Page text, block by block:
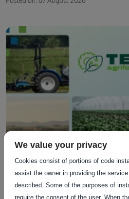
agrifoodTEF, där Europa
We value your privacy
Cookies consist of portions of code
assist the owner in providing the
described. Some of the purposes of
require the consent of the user. When